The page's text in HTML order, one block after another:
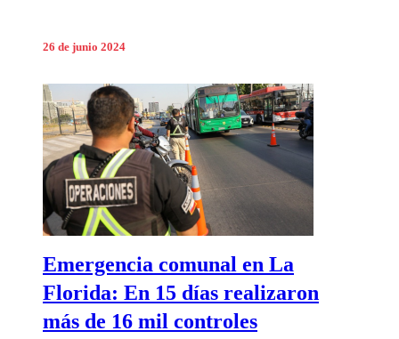
26 de junio 2024
Emergencia comunal en La
Florida: En 15 días realizaron
más de 16 mil controles